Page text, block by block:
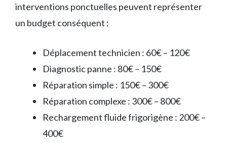
interventions ponctuelles peuvent représenter
un budget conséquent :
Déplacement technicien : 60€ – 120€
Diagnostic panne : 80€ – 150€
Réparation simple : 150€ – 300€
Réparation complexe : 300€ – 800€
Rechargement fluide frigorigène : 200€ –
400€